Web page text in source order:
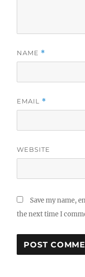
NAME *
EMAIL *
WEBSITE
Save my name,
the next time I